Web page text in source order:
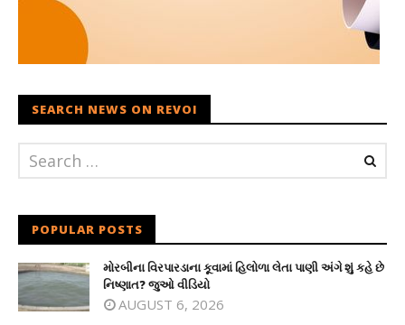
SEARCH NEWS ON REVOI
POPULAR POSTS
મોરબીના વિરપારડાના કૂવામાં હિલોળા લેતા પાણી અંગે શું કહે છે
નિષ્ણાત? જુઓ વીડિયો
AUGUST 6, 2026